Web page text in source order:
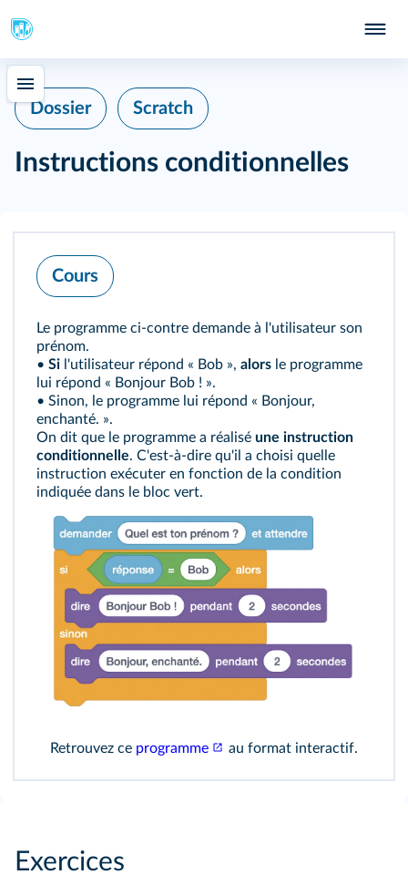
Dossier Scratch
Instructions conditionnelles
Cours
Le programme ci-contre demande à l'utilisateur son
prénom.
• Si l'utilisateur répond « Bob », alors le programme
lui répond « Bonjour Bob ! ».
• Sinon, le programme lui répond « Bonjour,
enchanté. ».
On dit que le programme a réalisé une instruction
conditionnelle. C'est-à-dire qu'il a choisi quelle
instruction exécuter en fonction de la condition
indiquée dans le bloc vert.
Retrouvez ce programme au format interactif.
Exercices